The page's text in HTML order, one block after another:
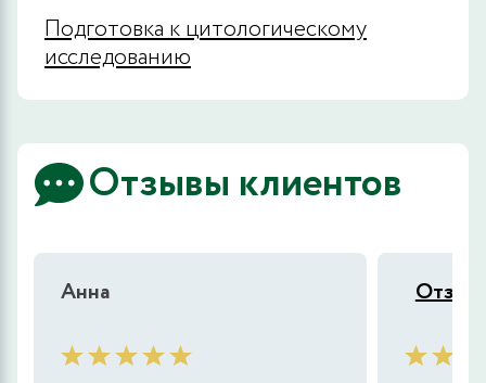
Подготовка к цитологическому
исследованию
Отзывы клиентов
Анна Отзыв